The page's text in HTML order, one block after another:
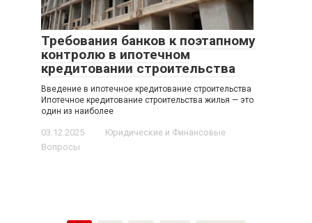
Требования банков к поэтапному
контролю в ипотечном
кредитовании строительства
Введение в ипотечное кредитование строительства
Ипотечное кредитование строительства жилья — это
один из наиболее
03.12.2025
Юридические и Финансовые
Вопросы